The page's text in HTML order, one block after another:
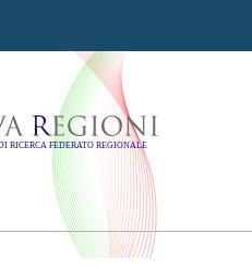
-